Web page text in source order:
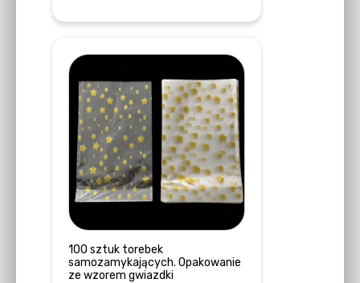
100 sztuk torebek
samozamykających. Opakowanie
ze wzorem gwiazdki